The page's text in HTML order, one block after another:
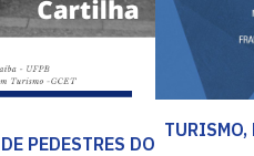
PEDESTRES DO
TURISMO,